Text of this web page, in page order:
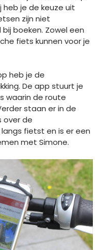
heb je de keuze uit
zijn niet
boeken. Zowel een
fiets kunnen voor je
heb je de
De app stuurt je
waarin de route
staan er in de
over de
fietst en is er een
met Simone.